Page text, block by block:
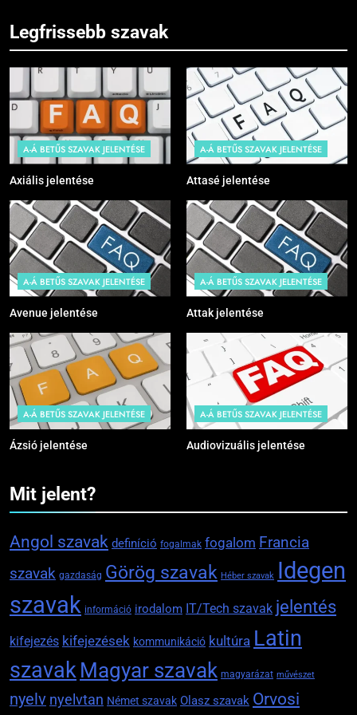
Legfrissebb szavak
A-Á BETŰS SZAVAK JELENTÉSE
Axiális jelentése
A-Á BETŰS SZAVAK JELENTÉSE
Attasé jelentése
A-Á BETŰS SZAVAK JELENTÉSE
Avenue jelentése
A-Á BETŰS SZAVAK JELENTÉSE
Attak jelentése
A-Á BETŰS SZAVAK JELENTÉSE
Ázsió jelentése
A-Á BETŰS SZAVAK JELENTÉSE
Audiovizuális jelentése
Mit jelent?
Angol szavak definíció fogalmak fogalom Francia
szavak gazdaság Görög szavak Héber szavak Idegen
szavak információ irodalom IT/Tech szavak jelentés
kifejezés kifejezések kommunikáció kultúra Latin
szavak Magyar szavak magyarázat művészet
nyelv nyelvtan Német szavak Olasz szavak Orvosi